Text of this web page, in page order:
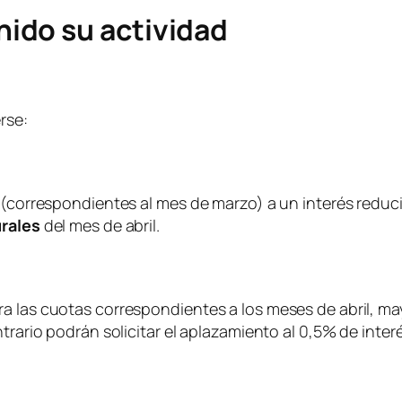
su actividad
al mes de marzo) a un interés
del mes de abril.
las cuotas correspondientes a los meses de abril,
podrán solicitar el aplazamiento al 0,5% de